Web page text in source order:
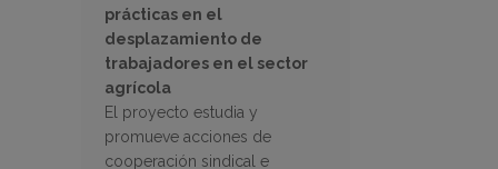
prácticas en el
desplazamiento de
trabajadores en el sector
agrícola
El proyecto estudia y
promueve acciones de
cooperación sindical e